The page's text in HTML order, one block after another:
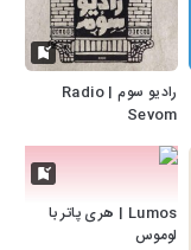
رادیو سوم | Radio
Sevom
Lumos | هری پاتر با
لوموس